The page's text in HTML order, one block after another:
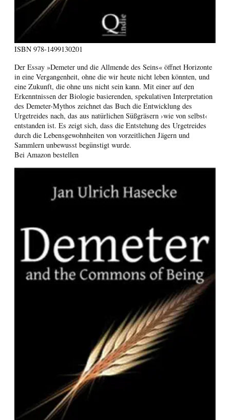
ISBN 978-1499130201
Der Essay »Demeter und die Allmende des Seins« öffnet Horizonte
in eine Vergangenheit, ohne die wir heute nicht leben könnten, und
eine Zukunft, die ohne uns nicht sein kann. Mit einer auf den
Erkenntnissen der Biologie basierenden, spekulativen Interpretation
des Demeter-Mythos zeichnet das Buch die Entwicklung des
Urgetreides nach, das aus natürlichen Süßgräsern ›wie von selbst‹
entstanden ist. Es zeigt sich, dass die Entstehung des Urgetreides
durch die Lebensgewohnheiten von vorzeitlichen Jägern und
Sammlern unbewusst begünstigt wurde.
Bei Amazon bestellen